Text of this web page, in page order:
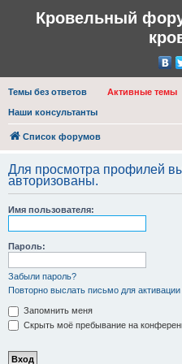
Кровельный
Темы без ответов Активные темы
Наши консультанты
Список форумов
Для просмотра профилей
авторизованы.
Имя пользователя:
Пароль:
Забыли пароль?
Повторно выслать письмо для активации
Запомнить меня
Скрыть моё пребывание на